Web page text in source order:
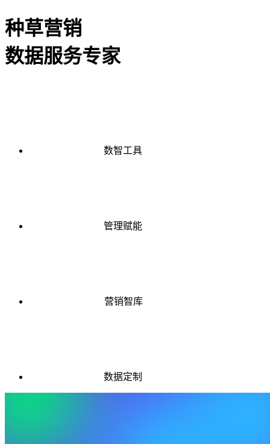
种草营销
数据服务专家
数智工具
管理赋能
营销智库
数据定制